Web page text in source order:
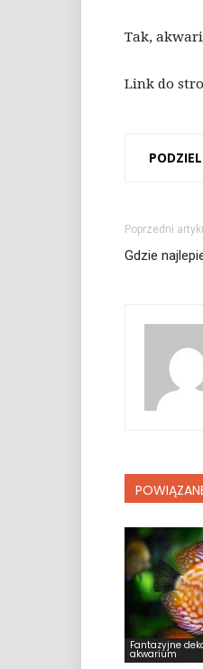
Tak,
Link do
Poprzedni
Gdzie
Fantazyjne
akwarium